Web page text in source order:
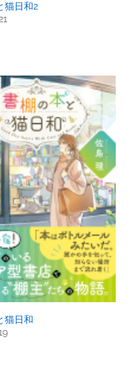
猫日和2
猫日和